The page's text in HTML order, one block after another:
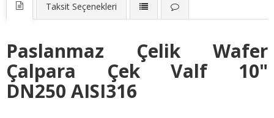
Taksit Seçenekleri
Paslanmaz Çelik Wafer
Çalpara Çek Valf 10"
DN250 AISI316